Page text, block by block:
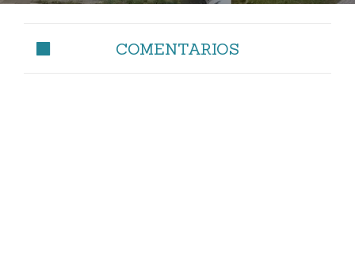
COMENTARIOS